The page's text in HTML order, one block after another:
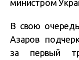
министром
В свою
Азаров
за первый